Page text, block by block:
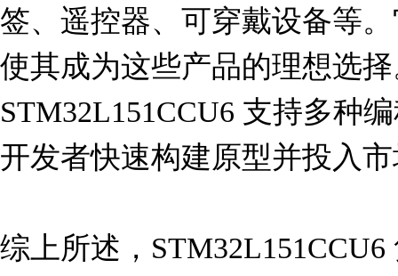
签、遥控器、可穿戴设备等
使其成为这些产品的理想选
STM32L151CCU6 支持多种
开发者快速构建原型并投入
综上所述，